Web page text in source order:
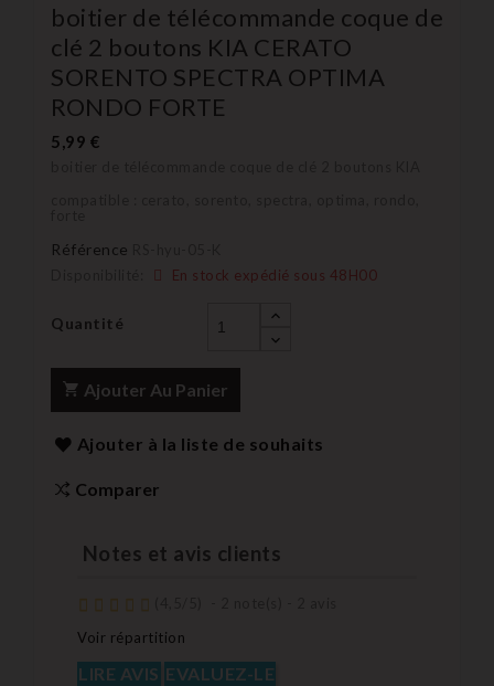
boitier de télécommande coque de
clé 2 boutons KIA CERATO
SORENTO SPECTRA OPTIMA
RONDO FORTE
5,99 €
Référence
En stock expédié sous 48H00
Quantité
Ajouter Au Panier
Ajouter à la liste de souhaits
Comparer
Notes et avis clients
Voir répartition
LIRE AVIS EVALUEZ-LE